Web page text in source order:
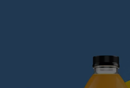
Continuar